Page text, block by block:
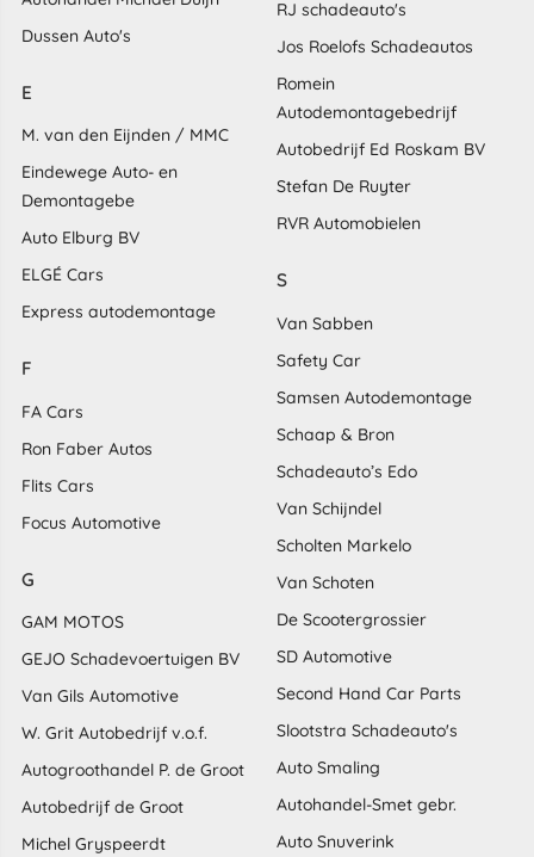
Dussen Auto's
E
M. van den Eijnden / MMC
Eindewege Auto- en
Demontagebe
Auto Elburg BV
ELGÉ Cars
Express autodemontage
F
FA Cars
Ron Faber Autos
Flits Cars
Focus Automotive
G
GAM MOTOS
GEJO Schadevoertuigen BV
Van Gils Automotive
W. Grit Autobedrijf v.o.f.
Autogroothandel P. de Groot
Autobedrijf de Groot
Michel Gryspeerdt
RJ schadeauto's
Jos Roelofs Schadeautos
Romein
Autodemontagebedrijf
Autobedrijf Ed Roskam BV
Stefan De Ruyter
RVR Automobielen
S
Van Sabben
Safety Car
Samsen Autodemontage
Schaap & Bron
Schadeauto’s Edo
Van Schijndel
Scholten Markelo
Van Schoten
De Scootergrossier
SD Automotive
Second Hand Car Parts
Slootstra Schadeauto's
Auto Smaling
Autohandel-Smet gebr.
Auto Snuverink